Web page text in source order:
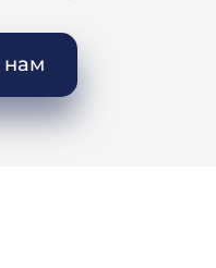
нам